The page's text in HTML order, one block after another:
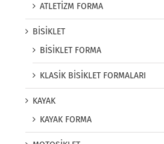
ATLETİZM FORMA
BİSİKLET
BİSİKLET FORMA
KLASİK BİSİKLET FORMALARI
KAYAK
KAYAK FORMA